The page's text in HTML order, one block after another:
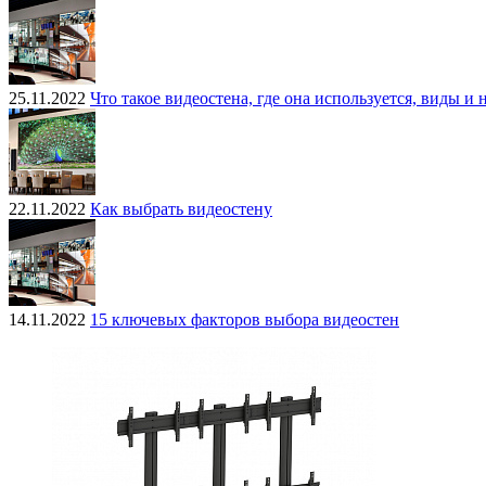
25.11.2022 Что такое видеостена, где она используется, виды и
22.11.2022 Как выбрать видеостену
14.11.2022 15 ключевых факторов выбора видеостен